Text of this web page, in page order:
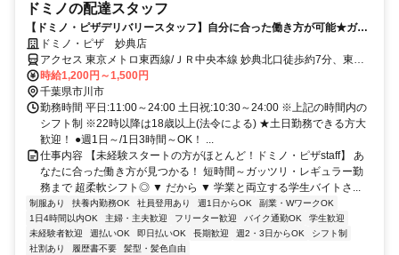
ドミノの配達スタッフ
【ドミノ・ピザデリバリースタッフ】自分に合った働き方が可能★ガッ
ツリもOK
ドミノ・ピザ 妙典店
アクセス 東京メトロ東西線/ＪＲ中央本線 妙典北口徒歩約7分、東京
メトロ東西線/ＪＲ中央本線 行徳徒歩約12分、東京メトロ東西線/ＪＲ
中央本線 南行徳北口徒歩約32分 東京メトロ東西線 妙典 徒歩6分
時給1,200円～1,500円
千葉県市川市
勤務時間 平日:11:00～24:00 土日祝:10:30～24:00 ※上記の時間内の
シフト制 ※22時以降は18歳以上(法令による) ★土日勤務できる方大
歓迎！ ●週1日～/1日3時間～OK！ ...
仕事内容 【未経験スタートの方がほとんど！ドミノ・ピザstaff】 あ
なたに合った働き方が見つかる！ 短時間～ガッツリ・レギュラー勤
務まで 超柔軟シフト◎ ▼ だから ▼ 学業と両立する学生バイトさ...
制服あり 扶養内勤務OK 社員登用あり 週1日からOK
副業・WワークOK
1日4時間以内OK
主婦・主夫歓迎 フリーター歓迎 バイク通勤OK
学生歓迎
未経験者歓迎
週払いOK 即日払いOK 長期歓迎 週2・3日からOK
シフト制
社割あり
履歴書不要 髪型・髪色自由